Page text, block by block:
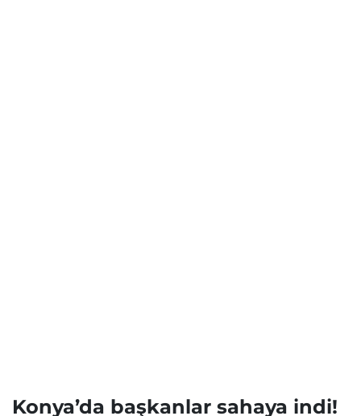
Konya’da başkanlar sahaya indi!